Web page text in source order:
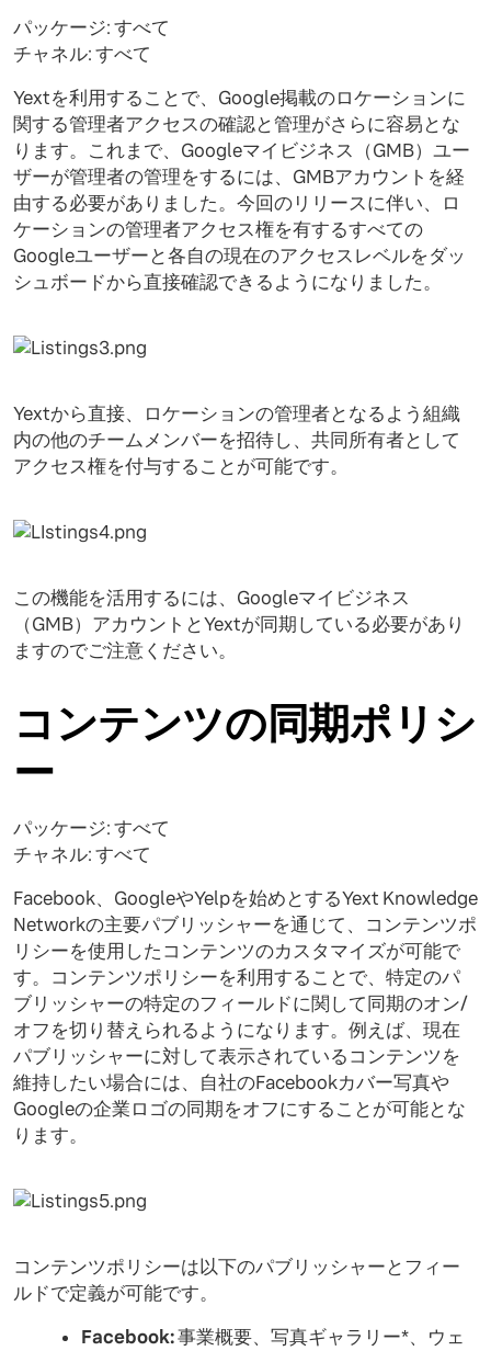
パッケージ: すべて
チャネル: すべて
Yextを利用することで、Google掲載のロケーションに
関する管理者アクセスの確認と管理がさらに容易とな
ります。これまで、Googleマイビジネス（GMB）ユー
ザーが管理者の管理をするには、GMBアカウントを経
由する必要がありました。今回のリリースに伴い、ロ
ケーションの管理者アクセス権を有するすべての
Googleユーザーと各自の現在のアクセスレベルをダッ
シュボードから直接確認できるようになりました。
Yextから直接、ロケーションの管理者となるよう組織
内の他のチームメンバーを招待し、共同所有者として
アクセス権を付与することが可能です。
この機能を活用するには、Googleマイビジネス
（GMB）アカウントとYextが同期している必要があり
ますのでご注意ください。
コンテンツの同期ポリシ
ー
パッケージ: すべて
チャネル: すべて
Facebook、GoogleやYelpを始めとするYext Knowledge
Networkの主要パブリッシャーを通じて、コンテンツポ
リシーを使用したコンテンツのカスタマイズが可能で
す。コンテンツポリシーを利用することで、特定のパ
ブリッシャーの特定のフィールドに関して同期のオン/
オフを切り替えられるようになります。例えば、現在
パブリッシャーに対して表示されているコンテンツを
維持したい場合には、自社のFacebookカバー写真や
Googleの企業ロゴの同期をオフにすることが可能とな
ります。
コンテンツポリシーは以下のパブリッシャーとフィー
ルドで定義が可能です。
Facebook:事業概要、写真ギャラリー*、ウェ